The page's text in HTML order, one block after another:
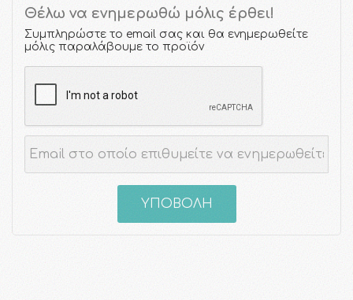
Θέλω να ενημερωθώ μόλις έρθει!
Συμπληρώστε το email σας και θα ενημερωθείτε
μόλις παραλάβουμε το προϊόν
ΥΠΟΒΟΛΗ